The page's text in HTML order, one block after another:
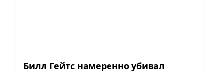
Билл Гейтс намеренно убивал